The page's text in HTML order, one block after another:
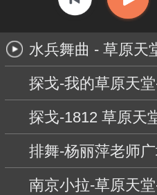
水兵舞曲 - 草原天堂-奥
探戈-我的草原天堂-
探戈-1812 草原天
排舞-杨丽萍老师广场舞曲-我
南京小拉-草原天